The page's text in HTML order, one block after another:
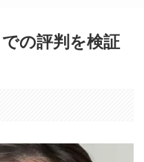
の評判を検証